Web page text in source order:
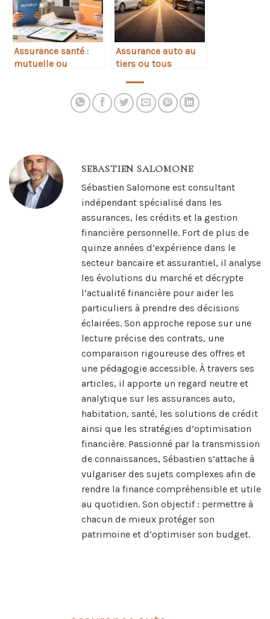
Assurance santé :
mutuelle ou
Assurance auto au
tiers ou tous
SEBASTIEN SALOMONE
Sébastien Salomone est consultant
indépendant spécialisé dans les
assurances, les crédits et la gestion
financière personnelle. Fort de plus de
quinze années d’expérience dans le
secteur bancaire et assurantiel, il analyse
les évolutions du marché et décrypte
l’actualité financière pour aider les
particuliers à prendre des décisions
éclairées. Son approche repose sur une
lecture précise des contrats, une
comparaison rigoureuse des offres et
une pédagogie accessible. À travers ses
articles, il apporte un regard neutre et
analytique sur les assurances auto,
habitation, santé, les solutions de crédit
ainsi que les stratégies d’optimisation
financière. Passionné par la transmission
de connaissances, Sébastien s’attache à
vulgariser des sujets complexes afin de
rendre la finance compréhensible et utile
au quotidien. Son objectif : permettre à
chacun de mieux protéger son
patrimoine et d’optimiser son budget.